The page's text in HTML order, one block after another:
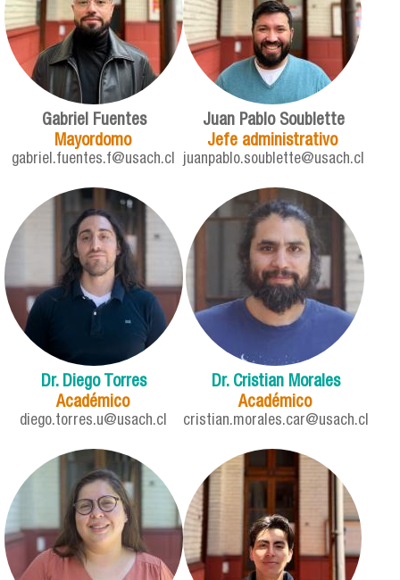
Gabriel Fuentes
Mayordomo
gabriel.fuentes.f@usach.cl
Juan Pablo Soublette
Jefe administrativo
juanpablo.soublette@usach.cl
Dr. Diego Torres
Académico
diego.torres.u@usach.cl
Dr. Cristian Morales
Académico
cristian.morales.car@usach.cl